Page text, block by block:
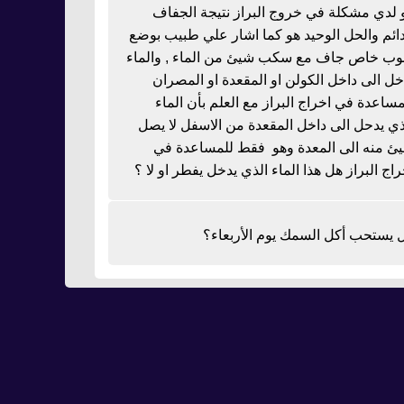
لدي مشكلة في خروج البراز نتيجة الجفاف
والحل الوحيد هو كما اشار علي طبيب بوضع
خاص جاف مع سكب شيئ من الماء , والماء
الى داخل الكولن او المقعدة او المصران
في اخراج البراز مع العلم بأن الماء
يدحل الى داخل المقعدة من الاسفل لا يصل
منه الى المعدة وهو فقط للمساعدة في
البراز هل هذا الماء الذي يدخل يفطر او لا ؟
يستحب أكل السمك يوم الأربعاء؟